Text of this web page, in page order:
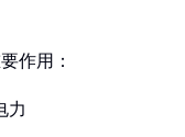
作用：
力